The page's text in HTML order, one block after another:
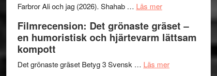
Want
Believe
–
Frankenshtey
presenterar
nya
titlar
årets
Farbror Ali och jag (2026). Shahab … Läs merom
Shahab
Mehrabi
Filmstadens
Filmrecension: Det grönaste gräset –
en humoristisk och hjärtevarm lättsam
kompott
Det grönaste gräset Betyg 3 Svensk … Läs merom